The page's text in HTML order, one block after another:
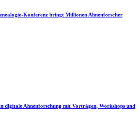
Konferenz bringt Millionen Ahnenforscher
digitale Ahnenforschung mit Vorträgen, Workshops und